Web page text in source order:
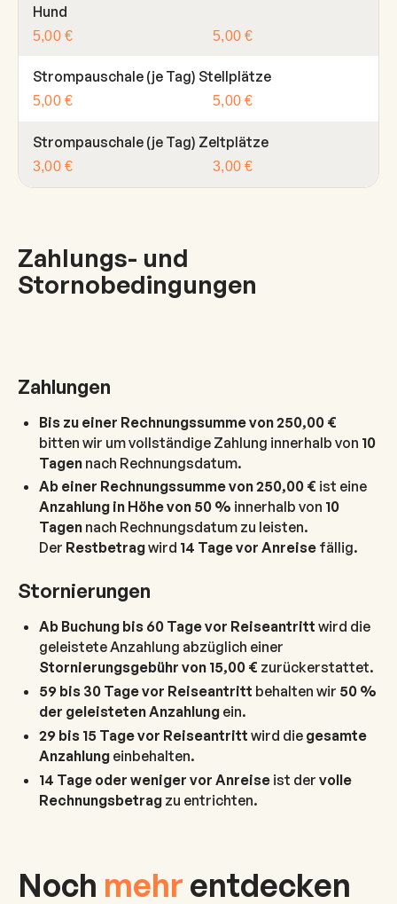
Hund
5,00 € 5,00 €
Strompauschale (je Tag) Stellplätze
5,00 € 5,00 €
Strompauschale (je Tag) Zeltplätze
3,00 € 3,00 €
Zahlungs- und
Stornobedingungen
Zahlungen
Bis zu einer Rechnungssumme von 250,00 €
bitten wir um vollständige Zahlung innerhalb von 10
Tagennach Rechnungsdatum.
Ab einer Rechnungssumme von 250,00 € ist eine
Anzahlung in Höhe von 50 % innerhalb von 10
Tagennach Rechnungsdatum zu leisten.
Der Restbetragwird 14 Tage vor Anreisefällig.
Stornierungen
Ab Buchung bis 60 Tage vor Reiseantritt wird die
geleistete Anzahlung abzüglich einer
Stornierungsgebühr von 15,00 € zurückerstattet.
59 bis 30 Tage vor Reiseantritt behalten wir 50 %
der geleisteten Anzahlungein.
29 bis 15 Tage vor Reiseantritt wird die gesamte
Anzahlungeinbehalten.
14 Tage oder weniger vor Anreiseist der volle
Rechnungsbetragzu entrichten.
Noch mehr entdecken